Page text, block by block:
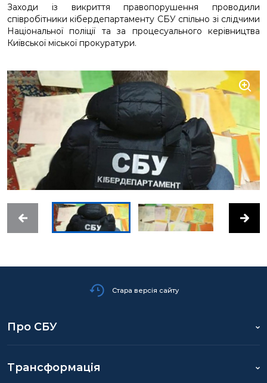
Заходи із викриття правопорушення проводили
співробітники кібердепартаменту СБУ спільно зі слідчими
Національної поліції та за процесуального керівництва
Київської міської прокуратури.
Стара версія сайту
Про СБУ
Трансформація